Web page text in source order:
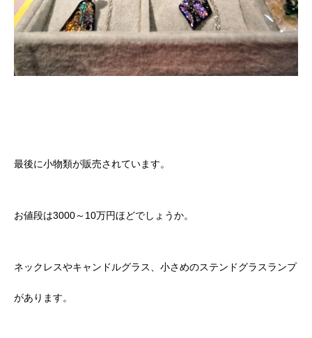
最後に小物類が販売されています。
お値段は3000～10万円ほどでしょうか。
ネックレスやキャンドルグラス、小さめのステンドグラスランプ
があります。